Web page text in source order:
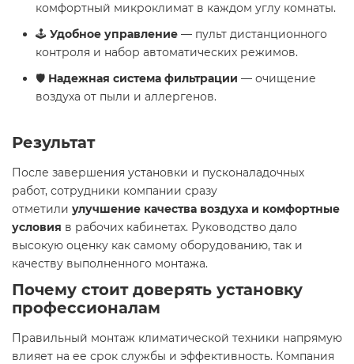
комфортный микроклимат в каждом углу комнаты.
🕹 Удобное управление — пульт дистанционного
контроля и набор автоматических режимов.
🛡 Надежная система фильтрации — очищение
воздуха от пыли и аллергенов.
Результат
После завершения установки и пусконаладочных
работ, сотрудники компании сразу
отметили улучшение качества воздуха и комфортные
условия в рабочих кабинетах. Руководство дало
высокую оценку как самому оборудованию, так и
качеству выполненного монтажа.
Почему стоит доверять установку
профессионалам
Правильный монтаж климатической техники напрямую
влияет на ее срок службы и эффективность. Компания